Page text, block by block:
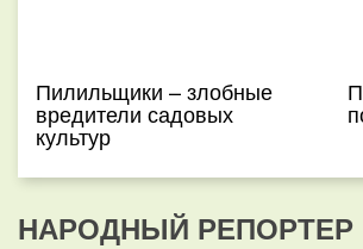
Пилильщики – злобные
вредители садовых
культур
НАРОДНЫЙ РЕПОРТЕР